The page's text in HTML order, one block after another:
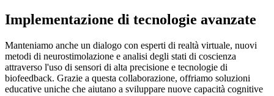
Implementazione di tecnologie avanzate
Manteniamo anche un dialogo con esperti di realtà virtuale, nuovi
metodi di neurostimolazione e analisi degli stati di coscienza
attraverso l'uso di sensori di alta precisione e tecnologie di
biofeedback. Grazie a questa collaborazione, offriamo soluzioni
educative uniche che aiutano a sviluppare nuove capacità cognitive